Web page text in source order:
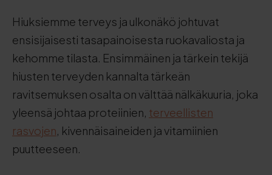
Hiuksiemme terveys ja ulkonäkö johtuvat
ensisijaisesti tasapainoisesta ruokavaliosta ja
kehomme tilasta. Ensimmäinen ja tärkein tekijä
hiusten terveyden kannalta tärkeän
ravitsemuksen osalta on välttää nälkäkuuria, joka
yleensä johtaa proteiinien, terveellisten
rasvojen, kivennäisaineiden ja vitamiinien
puutteeseen.